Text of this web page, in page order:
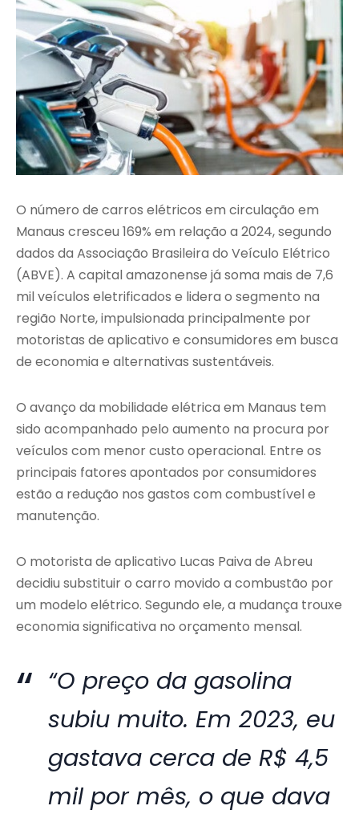
O número de carros elétricos em circulação em
Manaus cresceu 169% em relação a 2024, segundo
dados da Associação Brasileira do Veículo Elétrico
(ABVE). A capital amazonense já soma mais de 7,6
mil veículos eletrificados e lidera o segmento na
região Norte, impulsionada principalmente por
motoristas de aplicativo e consumidores em busca
de economia e alternativas sustentáveis.
O avanço da mobilidade elétrica em Manaus tem
sido acompanhado pelo aumento na procura por
veículos com menor custo operacional. Entre os
principais fatores apontados por consumidores
estão a redução nos gastos com combustível e
manutenção.
O motorista de aplicativo Lucas Paiva de Abreu
decidiu substituir o carro movido a combustão por
um modelo elétrico. Segundo ele, a mudança trouxe
economia significativa no orçamento mensal.
“O preço da gasolina
subiu muito. Em 2023, eu
gastava cerca de R$ 4,5
mil por mês, o que dava